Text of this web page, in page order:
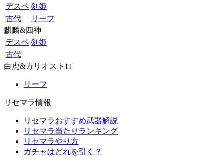
デスペ 剣姫
古代
リーフ
麒麟&四神
デスペ 剣姫
古代
白虎&カリオストロ
リーフ
リセマラ情報
リセマラおすすめ武器解説
リセマラ当たりランキング
リセマラやり方
ガチャはどれを引く？